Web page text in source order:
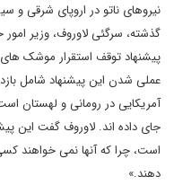
نیروهای ناتو در اروپای شرقی
گذشته، سرگئی لاوروف، وزیر
پیشنهاد توقف استقرار موشک های
عملی شدن این پیشنهاد شامل
آمریکایی در رومانی و لهستان
جای داده اند. لاوروف گفت این
است، چرا که آنها نمی خواهند
دهند.»